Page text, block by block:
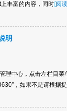
丰富的内容，同时[阅
明
中心，点击左栏目菜
，如果不是请根据